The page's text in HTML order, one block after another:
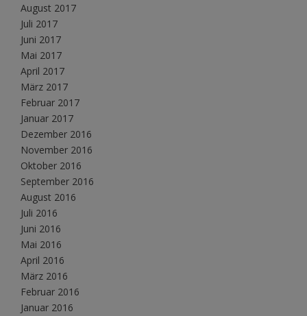
August 2017
Juli 2017
Juni 2017
Mai 2017
April 2017
März 2017
Februar 2017
Januar 2017
Dezember 2016
November 2016
Oktober 2016
September 2016
August 2016
Juli 2016
Juni 2016
Mai 2016
April 2016
März 2016
Februar 2016
Januar 2016